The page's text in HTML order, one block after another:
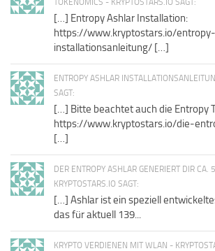
[…] Entropy Ashlar Installation:
https://www.kryptostars.io/
installationsanleitung/ […]
ENTROPY ASHLAR
SAGT:
[…] Bitte beachtet auch die Entropy
https://www.kryptostars.io/die-
[…]
DER ENTROPY ASHLAR GENERIERT DIR CA.
KRYPTOSTARS.IO SAGT:
[…] Ashlar ist ein speziell
das für aktuell 139...
KRYPTO VERDIENEN MIT WLAN -